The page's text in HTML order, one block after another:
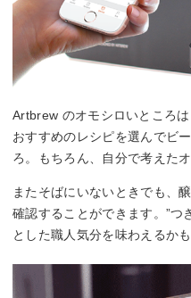
Artbrew のオモシロいところ
おすすめのレシピを選んでビ
ろ。もちろん、自分で考えた
またそばにいないときでも、
確認することができます。”つ
とした職人気分を味わえるかも